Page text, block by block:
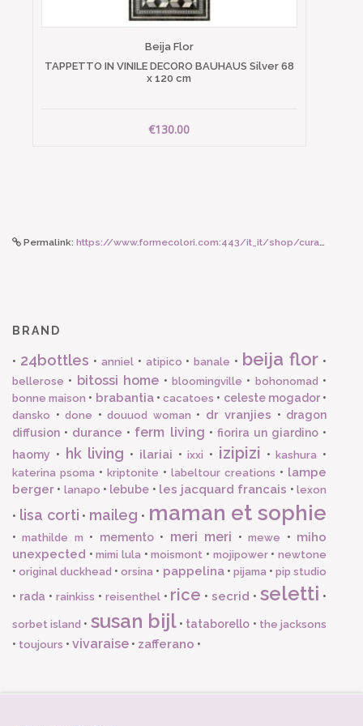
Beija Flor
TAPPETTO IN VINILE DECORO BAUHAUS Silver 68
x 120 cm
€130.00
Permalink: https://www.formecolori.com:443/it_it/shop/cura_corpo_e_viso/prodotti_viso/lebube_lip_o_il_and_balm_azure/6852
BRAND
• 24bottles • anniel• atipico •banale • beija flor •
bellerose • bitossi home • bloomingville • bohonomad •
bonne maison • brabantia•cacatoes • celeste mogador•
dansko • done • douuod woman • dr vranjies • dragon
diffusion • durance • ferm living • fiorira un giardino•
haomy • hk living • ilariai •ixxi • izipizi •kashura •
katerina psoma • kriptonite • labeltour creations • lampe
berger • lanapo • lebube • les jacquard francais •lexon
• lisa corti • maileg • maman et sophie
•mathilde m • memento• meri meri •mewe • miho
unexpected •mimi lula •moismont • mojipower•newtone
•original duckhead •orsina • pappelina• pijama • pip studio
• rada • rainkiss • reisenthel• rice •secrid •seletti •
sorbet island • susan bijl• tataborello • the jacksons
• toujours • vivaraise • zafferano •